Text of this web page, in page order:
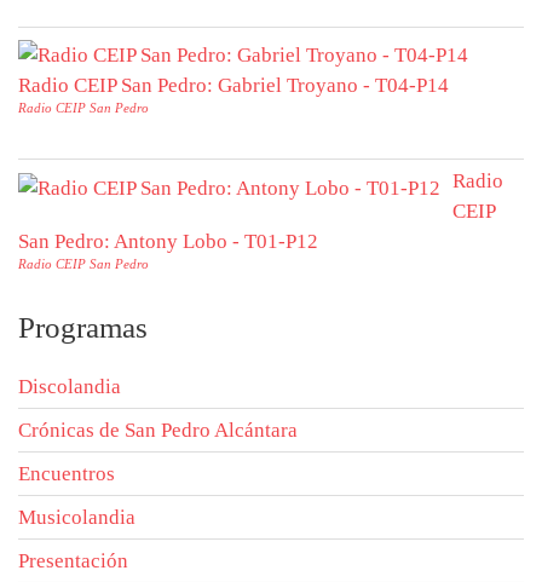
Radio CEIP San Pedro: Gabriel Troyano - T04-P14
Radio CEIP San Pedro
Radio
CEIP
San Pedro: Antony Lobo - T01-P12
Radio CEIP San Pedro
Programas
Discolandia
Crónicas de San Pedro Alcántara
Encuentros
Musicolandia
Presentación